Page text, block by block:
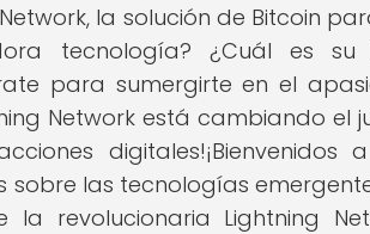
la solución de Bitcoin
tecnología? ¿Cuál es
para sumergirte en el
Network está cambiando el
digitales!¡Bienvenidos a
las tecnologías
la revolucionaria Lightning